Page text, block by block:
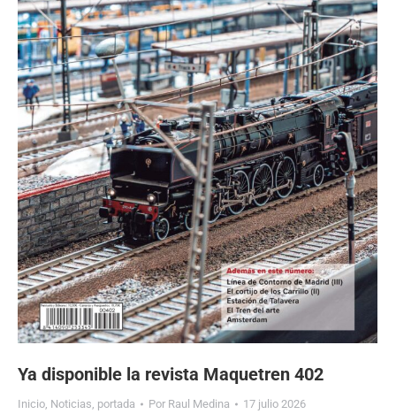
Ya disponible la revista Maquetren 402
Inicio Noticias portada Por Raul Medina 17 julio 2026